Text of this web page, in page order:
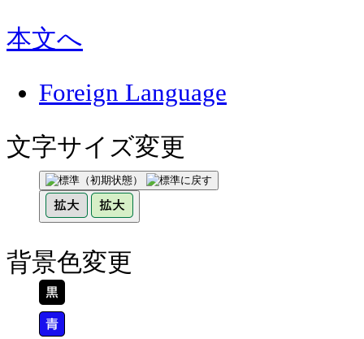
本文へ
Foreign Language
文字サイズ変更
背景色変更